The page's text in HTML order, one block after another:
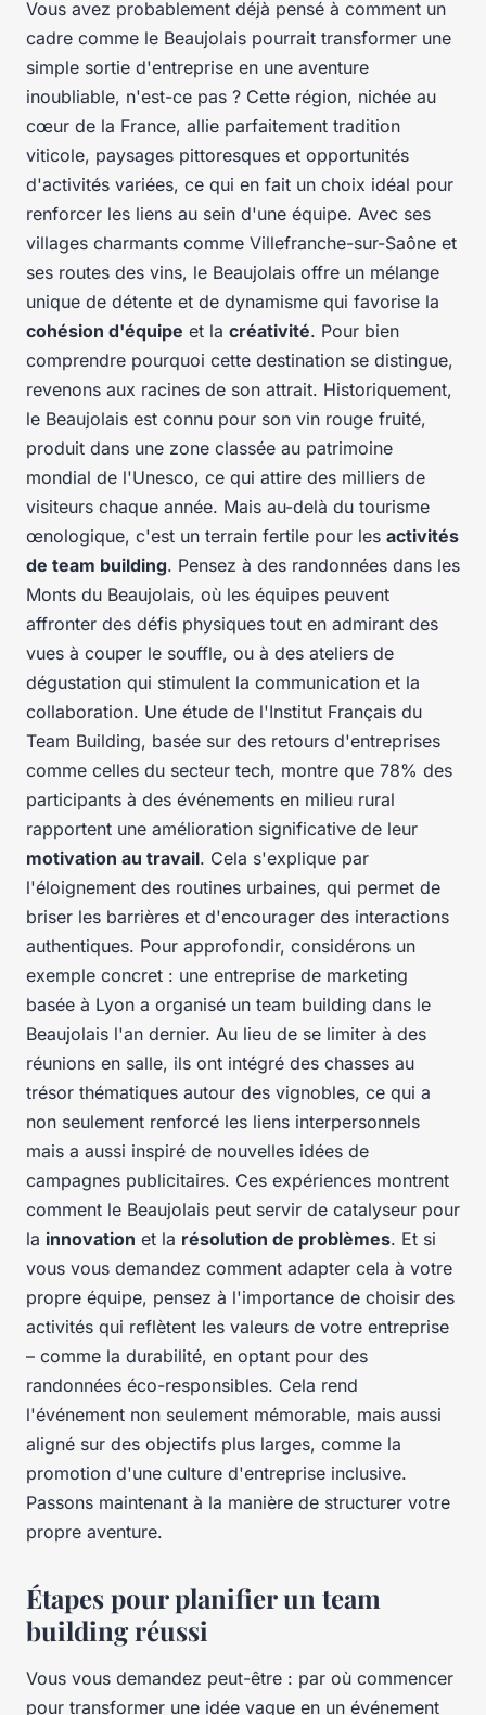
Vous avez probablement déjà pensé à comment un
cadre comme le Beaujolais pourrait transformer une
simple sortie d'entreprise en une aventure
inoubliable, n'est-ce pas ? Cette région, nichée au
cœur de la France, allie parfaitement tradition
viticole, paysages pittoresques et opportunités
d'activités variées, ce qui en fait un choix idéal pour
renforcer les liens au sein d'une équipe. Avec ses
villages charmants comme Villefranche-sur-Saône et
ses routes des vins, le Beaujolais offre un mélange
unique de détente et de dynamisme qui favorise la
cohésion d'équipe et la créativité. Pour bien
comprendre pourquoi cette destination se distingue,
revenons aux racines de son attrait. Historiquement,
le Beaujolais est connu pour son vin rouge fruité,
produit dans une zone classée au patrimoine
mondial de l'Unesco, ce qui attire des milliers de
visiteurs chaque année. Mais au-delà du tourisme
œnologique, c'est un terrain fertile pour les activités
de team building. Pensez à des randonnées dans les
Monts du Beaujolais, où les équipes peuvent
affronter des défis physiques tout en admirant des
vues à couper le souffle, ou à des ateliers de
dégustation qui stimulent la communication et la
collaboration. Une étude de l'Institut Français du
Team Building, basée sur des retours d'entreprises
comme celles du secteur tech, montre que 78% des
participants à des événements en milieu rural
rapportent une amélioration significative de leur
motivation au travail. Cela s'explique par
l'éloignement des routines urbaines, qui permet de
briser les barrières et d'encourager des interactions
authentiques. Pour approfondir, considérons un
exemple concret : une entreprise de marketing
basée à Lyon a organisé un team building dans le
Beaujolais l'an dernier. Au lieu de se limiter à des
réunions en salle, ils ont intégré des chasses au
trésor thématiques autour des vignobles, ce qui a
non seulement renforcé les liens interpersonnels
mais a aussi inspiré de nouvelles idées de
campagnes publicitaires. Ces expériences montrent
comment le Beaujolais peut servir de catalyseur pour
la innovation et la résolution de problèmes. Et si
vous vous demandez comment adapter cela à votre
propre équipe, pensez à l'importance de choisir des
activités qui reflètent les valeurs de votre entreprise
– comme la durabilité, en optant pour des
randonnées éco-responsibles. Cela rend
l'événement non seulement mémorable, mais aussi
aligné sur des objectifs plus larges, comme la
promotion d'une culture d'entreprise inclusive.
Passons maintenant à la manière de structurer votre
propre aventure.
Étapes pour planifier un team
building réussi
Vous vous demandez peut-être : par où commencer
pour transformer une idée vague en un événement